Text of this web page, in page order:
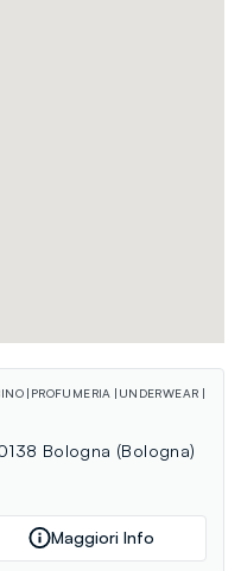
PROFUMERIA
UNDERWEAR
Bologna (Bologna)
Maggiori Info